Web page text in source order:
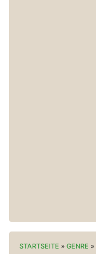
STARTSEITE » GENRE »